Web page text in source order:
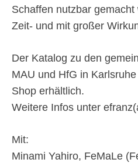
Schaffen nutzbar
Zeit- und mit großer
Der Katalog zu den
MAU und HfG in
Shop erhältlich.
Weitere Infos unter
Mit:
Minami Yahiro, FeMaLe